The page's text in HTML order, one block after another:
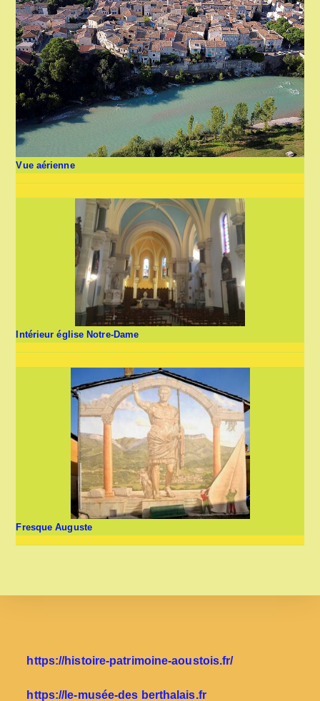
Vue aérienne
Intérieur église Notre-Dame
Fresque Auguste
https://histoire-patrimoine-aoustois.fr/
https://le-musée-des berthalais.fr